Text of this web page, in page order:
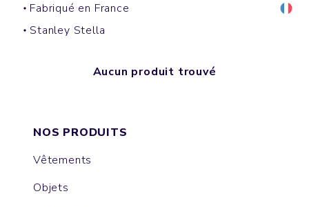
Fabriqué en France
Stanley Stella
Aucun produit trouvé
NOS PRODUITS
Vêtements
Objets